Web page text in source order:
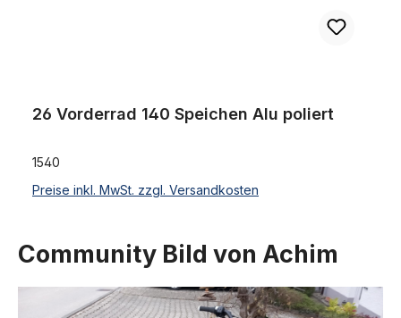
26 Vorderrad 140 Speichen Alu poliert
1540
Preise inkl. MwSt. zzgl. Versandkosten
Community Bild von Achim